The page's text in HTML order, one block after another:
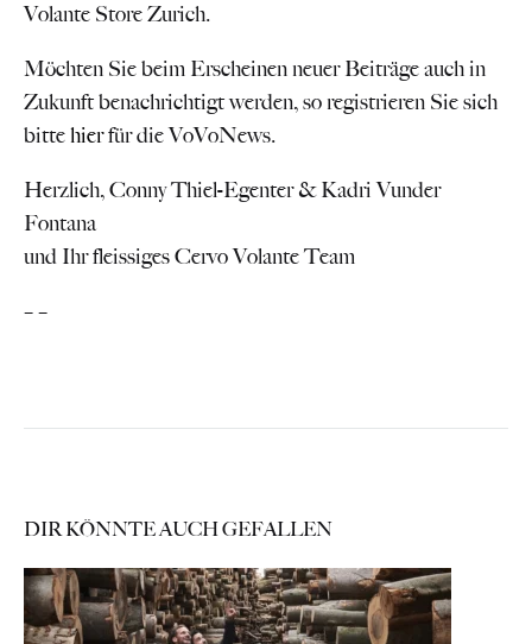
Volante Store Zurich.
Möchten Sie beim Erscheinen neuer Beiträge auch in
Zukunft benachrichtigt werden, so registrieren Sie sich
bittehierfür die VoVoNews.
Herzlich, Conny Thiel-Egenter & Kadri Vunder
Fontana
und Ihr fleissiges Cervo Volante Team
– –
DIR KÖNNTE AUCH GEFALLEN